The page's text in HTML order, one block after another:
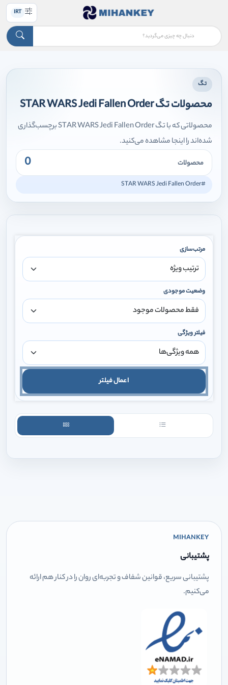
IRT
تگ
محصولات تگ STAR WARS Jedi Fallen Order
محصولاتی که با تگ STAR WARS Jedi Fallen Order برچسب‌گذاری
شده‌اند را اینجا مشاهده می‌کنید.
محصولات 0
#STAR WARS Jedi Fallen Order
مرتب‌سازی
وضعیت موجودی
فیلتر ویژگی
اعمال فیلتر
MIHANKEY
پشتیبانی
پشتیبانی سریع، قوانین شفاف و تجربه‌ای روان را در کنار هم ارائه
می‌کنیم.